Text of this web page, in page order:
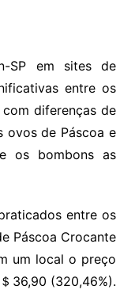
SP em sites de
entre os
diferenças de
ovos de Páscoa e
os bombons as
entre os
Páscoa Crocante
um local o preço
36,90 (320,46%).